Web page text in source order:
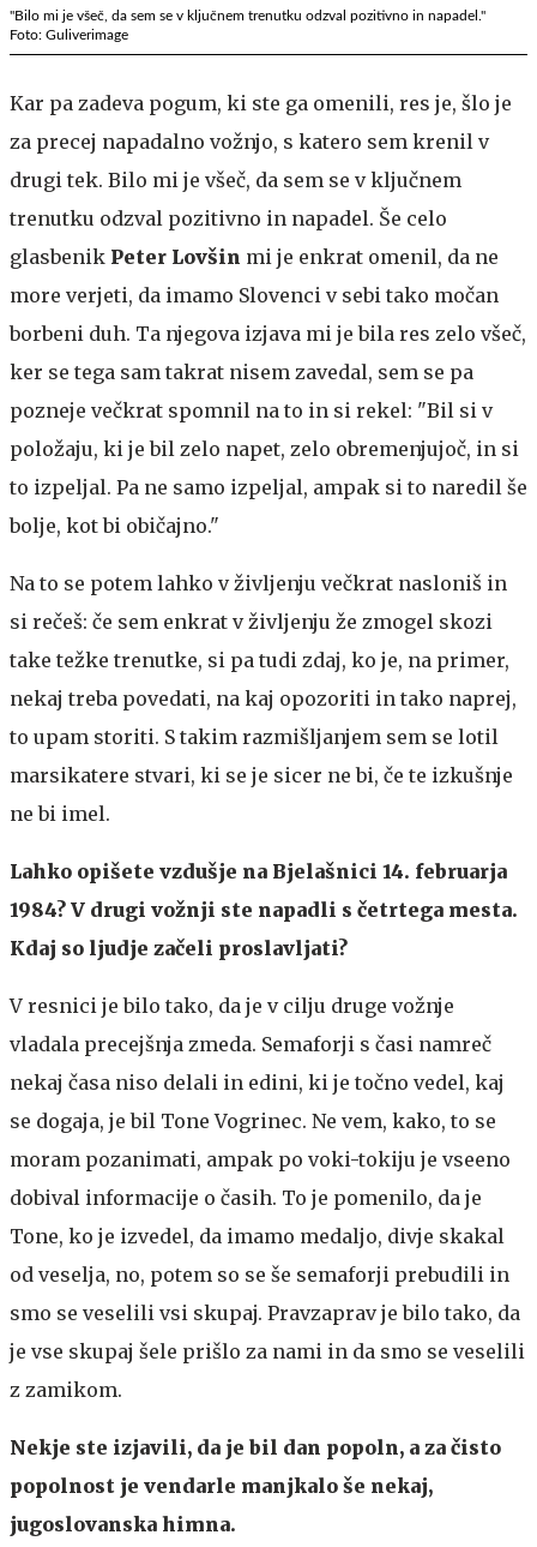
"Bilo mi je všeč, da sem se v ključnem trenutku odzval pozitivno in napadel."
Foto: Guliverimage
Kar pa zadeva pogum, ki ste ga omenili, res je, šlo je
za precej napadalno vožnjo, s katero sem krenil v
drugi tek. Bilo mi je všeč, da sem se v ključnem
trenutku odzval pozitivno in napadel. Še celo
glasbenik Peter Lovšin mi je enkrat omenil, da ne
more verjeti, da imamo Slovenci v sebi tako močan
borbeni duh. Ta njegova izjava mi je bila res zelo všeč,
ker se tega sam takrat nisem zavedal, sem se pa
pozneje večkrat spomnil na to in si rekel: "Bil si v
položaju, ki je bil zelo napet, zelo obremenjujoč, in si
to izpeljal. Pa ne samo izpeljal, ampak si to naredil še
bolje, kot bi običajno."
Na to se potem lahko v življenju večkrat nasloniš in
si rečeš: če sem enkrat v življenju že zmogel skozi
take težke trenutke, si pa tudi zdaj, ko je, na primer,
nekaj treba povedati, na kaj opozoriti in tako naprej,
to upam storiti. S takim razmišljanjem sem se lotil
marsikatere stvari, ki se je sicer ne bi, če te izkušnje
ne bi imel.
Lahko opišete vzdušje na Bjelašnici 14. februarja
1984? V drugi vožnji ste napadli s četrtega mesta.
Kdaj so ljudje začeli proslavljati?
V resnici je bilo tako, da je v cilju druge vožnje
vladala precejšnja zmeda. Semaforji s časi namreč
nekaj časa niso delali in edini, ki je točno vedel, kaj
se dogaja, je bil Tone Vogrinec. Ne vem, kako, to se
moram pozanimati, ampak po voki-tokiju je vseeno
dobival informacije o časih. To je pomenilo, da je
Tone, ko je izvedel, da imamo medaljo, divje skakal
od veselja, no, potem so se še semaforji prebudili in
smo se veselili vsi skupaj. Pravzaprav je bilo tako, da
je vse skupaj šele prišlo za nami in da smo se veselili
z zamikom.
Nekje ste izjavili, da je bil dan popoln, a za čisto
popolnost je vendarle manjkalo še nekaj,
jugoslovanska himna.